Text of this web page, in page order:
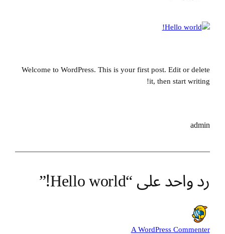
Welcome to WordPress. This is your first post. Edit or delete
it, then start writing!
admin
رد واحد على “Hello world!”
A WordPress Commenter